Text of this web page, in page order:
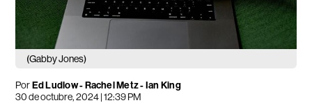
(Gabby Jones)
PorEd Ludlow - Rachel Metz - Ian King
30 de octubre, 2024 | 12:39 PM